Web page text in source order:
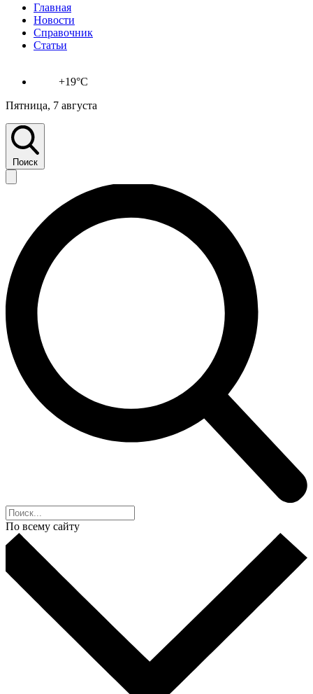
Главная
Новости
Справочник
Статьи
+19°C
Пятница, 7 августа
Поиск
По всему сайту